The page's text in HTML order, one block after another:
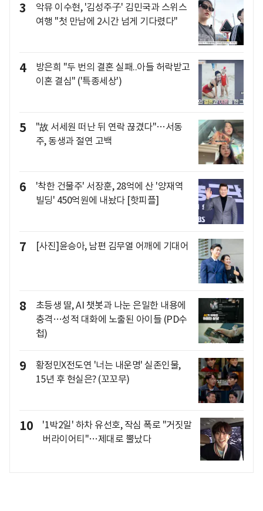
3
악뮤 이수현, '김성주子' 김민국과 스위스
여행 "첫 만남에 2시간 넘게 기다렸다"
4
방은희 "두 번의 결혼 실패..아들 허락받고
이혼 결심" ('특종세상')
5
"故 서세원 떠난 뒤 연락 끊겼다"…서동
주, 동생과 절연 고백
6
'착한 건물주' 서장훈, 28억에 산 '양재역
빌딩' 450억원에 내놨다 [핫피플]
7 [사진]윤승아, 남편 김무열 어깨에 기대어
8
초등생 딸, AI 챗봇과 나눈 은밀한 내용에
충격…성적 대화에 노출된 아이들 (PD수
첩)
9
황정민X전도연 '너는 내운명' 실존인물,
15년 후 현실은? (꼬꼬무)
10
'1박2일' 하차 유선호, 작심 폭로 "거짓말
버라이어티"…제대로 뿔났다